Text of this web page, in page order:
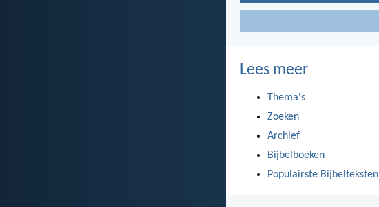
Lees meer
Thema's
Zoeken
Archief
Bijbelboeken
Populairste Bijbelteksten